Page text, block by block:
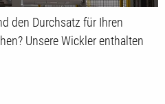
den Durchsatz für Ihren
Unsere Wickler enthalten